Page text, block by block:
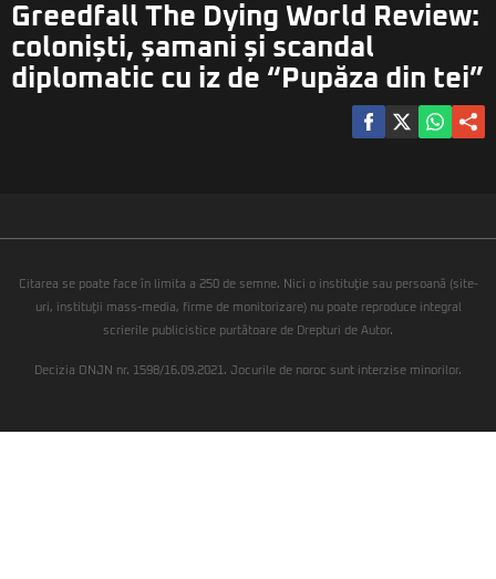
Greedfall The Dying World Review:
coloniști, șamani și scandal
diplomatic cu iz de “Pupăza din tei”
Citarea se poate face în limita a 250 de semne. Nici o instituţie sau persoană (site-
uri, instituţii mass-media, firme de monitorizare) nu poate reproduce integral
scrierile publicistice purtătoare de Drepturi de Autor.
Decizia ONJN nr. 1598/16.09.2021. Jocurile de noroc sunt interzise minorilor.